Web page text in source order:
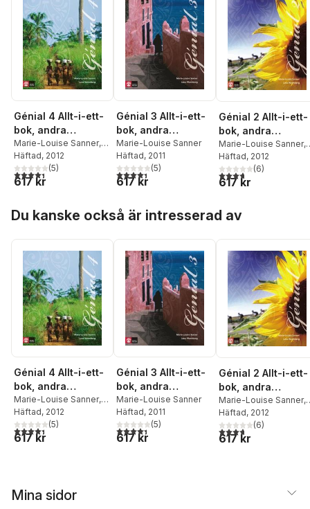
Génial 4 Allt-i-ett-
bok, andra
upplagan
Marie-Louise Sanner,
Lena Wennberg
Trolleberg
Häftad, 2012
4,4utav 5 stjärnor. Totalt antal röster:
(5)
617 kr
Génial 3 Allt-i-ett-
bok, andra
upplagan
Marie-Louise Sanner
Häftad, 2011
4,4utav 5 stjärnor. Totalt antal röster:
(5)
617 kr
Génial 2 Allt-i-ett-
bok, andra
upplagan
Marie-Louise Sanner,
Lena Wennberg
Trolleberg
Häftad, 2012
3,7utav 5 stjärnor.
(6)
617 kr
Du kanske också är intresserad av
Génial 4 Allt-i-ett-
bok, andra
upplagan
Marie-Louise Sanner,
Lena Wennberg
Trolleberg
Häftad, 2012
4,4utav 5 stjärnor. Totalt antal röster:
(5)
617 kr
Génial 3 Allt-i-ett-
bok, andra
upplagan
Marie-Louise Sanner
Häftad, 2011
4,4utav 5 stjärnor. Totalt antal röster:
(5)
617 kr
Génial 2 Allt-i-ett-
bok, andra
upplagan
Marie-Louise Sanner,
Lena Wennberg
Trolleberg
Häftad, 2012
3,7utav 5 stjärnor.
(6)
617 kr
Mina sidor